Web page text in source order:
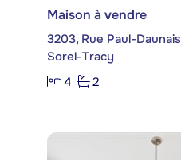
Maison à vendre
3203, Rue Paul-Daunais
Sorel-Tracy
4
2